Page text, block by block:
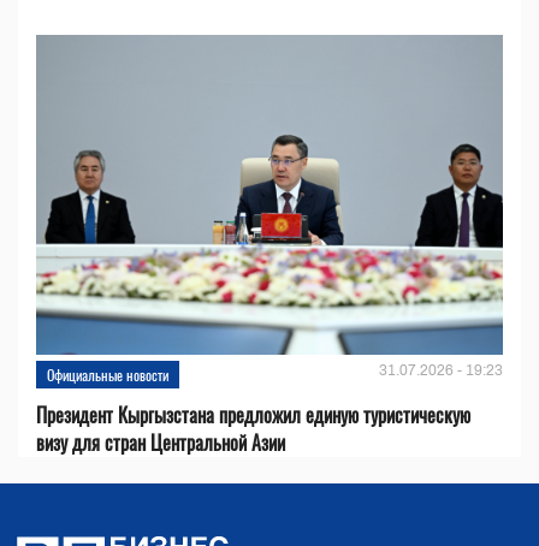
Официальные новости 31.07.2026 - 19:23
Президент Кыргызстана предложил единую туристическую
визу для стран Центральной Азии